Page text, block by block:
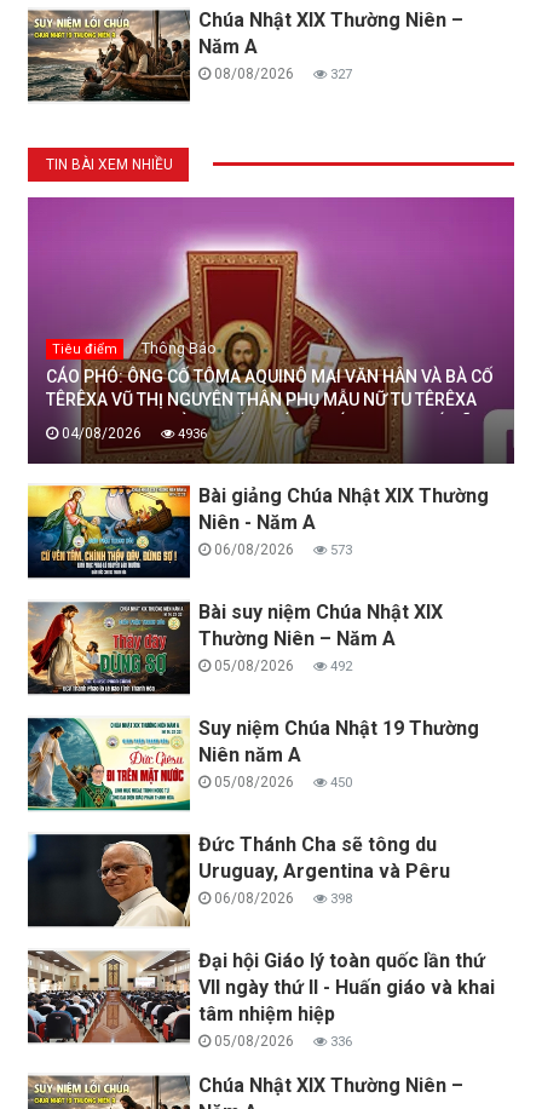
Chúa Nhật XIX Thường Niên –
Năm A
08/08/2026 327
TIN BÀI XEM NHIỀU
Tiêu điểm Thông Báo
CÁO PHÓ: ÔNG CỐ TÔMA AQUINÔ MAI VĂN HÂN VÀ BÀ CỐ
TÊRÊXA VŨ THỊ NGUYÊN THÂN PHỤ MẪU NỮ TU TÊRÊXA
MAI THỊ THỊNH, DÒNG MẾN THÁNH GIÁ THANH HOÁ ĐÃ
AN NGHỈ TRONG CHÚA, NGÀY 04/08/2026
04/08/2026 4936
Bài giảng Chúa Nhật XIX Thường
Niên - Năm A
06/08/2026 573
Bài suy niệm Chúa Nhật XIX
Thường Niên – Năm A
05/08/2026 492
Suy niệm Chúa Nhật 19 Thường
Niên năm A
05/08/2026 450
Đức Thánh Cha sẽ tông du
Uruguay, Argentina và Pêru
06/08/2026 398
Đại hội Giáo lý toàn quốc lần thứ
VII ngày thứ II - Huấn giáo và khai
tâm nhiệm hiệp
05/08/2026 336
Chúa Nhật XIX Thường Niên –